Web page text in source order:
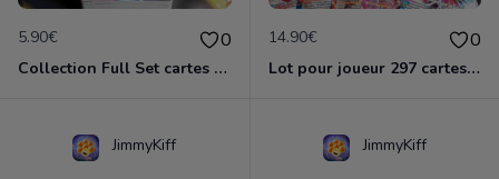
5.90€ 0
Collection Full Set cartes C/UC 90/90 BT22 Critical Blow / Dragon Ball Super Card Game
14.90€ 0
Lot pour joueur 297 cartes C-UC BT8 Malicious Machinations / Dragon Ball Super Card Game
JimmyKiff JimmyKiff